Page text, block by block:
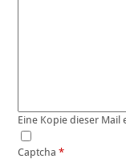
Eine Kopie dieser Mail
Captcha *